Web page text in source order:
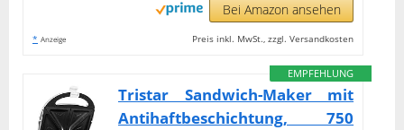
Bei Amazon ansehen
* Anzeige Preis inkl. MwSt., zzgl. Versandkosten
EMPFEHLUNG
Tristar Sandwich-Maker mit
Antihaftbeschichtung, 750